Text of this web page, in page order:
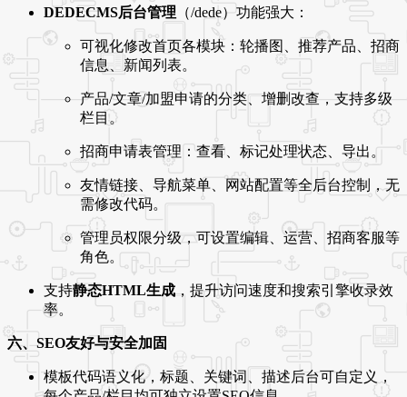
DEDECMS后台管理 （/dede）功能强大：
可视化修改首页各模块：轮播图、推荐产品、招商
信息、新闻列表。
产品/文章/加盟申请的分类、增删改查，支持多级
栏目。
招商申请表管理：查看、标记处理状态、导出。
友情链接、导航菜单、网站配置等全后台控制，无
需修改代码。
管理员权限分级，可设置编辑、运营、招商客服等
角色。
支持静态HTML生成，提升访问速度和搜索引擎收录效
率。
六、SEO友好与安全加固
模板代码语义化，标题、关键词、描述后台可自定义，